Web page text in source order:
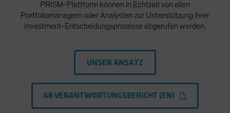
PRISM-Plattform können in Echtzeit von allen
Portfoliomanagern oder Analysten zur Unterstützung ihrer
Investment-Entscheidungsprozesse abgerufen werden.
UNSER ANSATZ
AB VERANTWORTUNGSBERICHT (EN)